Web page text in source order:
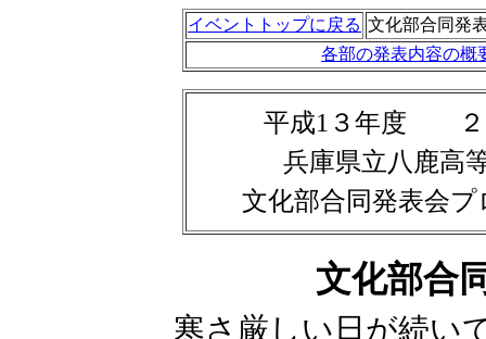
イベントトップに戻る 文化部合同発
各部の発表内容の概
平成1３年度
兵庫県立八鹿高
文化部合同発表会
文化部合
寒さ厳しい日が続い